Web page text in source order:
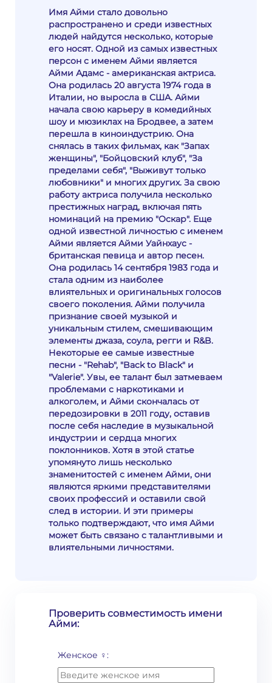
Имя Айми стало довольно
распространено и среди известных
людей найдутся несколько, которые
его носят. Одной из самых известных
персон с именем Айми является
Айми Адамс - американская актриса.
Она родилась 20 августа 1974 года в
Италии, но выросла в США. Айми
начала свою карьеру в комедийных
шоу и мюзиклах на Бродвее, а затем
перешла в киноиндустрию. Она
снялась в таких фильмах, как "Запах
женщины", "Бойцовский клуб", "За
пределами себя", "Выживут только
любовники" и многих других. За свою
работу актриса получила несколько
престижных наград, включая пять
номинаций на премию "Оскар". Еще
одной известной личностью с именем
Айми является Айми Уайнхаус -
британская певица и автор песен.
Она родилась 14 сентября 1983 года и
стала одним из наиболее
влиятельных и оригинальных голосов
своего поколения. Айми получила
признание своей музыкой и
уникальным стилем, смешивающим
элементы джаза, соула, регги и R&B.
Некоторые ее самые известные
песни - "Rehab", "Back to Black" и
"Valerie". Увы, ее талант был затмеваем
проблемами с наркотиками и
алкоголем, и Айми скончалась от
передозировки в 2011 году, оставив
после себя наследие в музыкальной
индустрии и сердца многих
поклонников. Хотя в этой статье
упомянуто лишь несколько
знаменитостей с именем Айми, они
являются яркими представителями
своих профессий и оставили свой
след в истории. И эти примеры
только подтверждают, что имя Айми
может быть связано с талантливыми и
влиятельными личностями.
Проверить совместимость имени
Айми:
Женское ♀: